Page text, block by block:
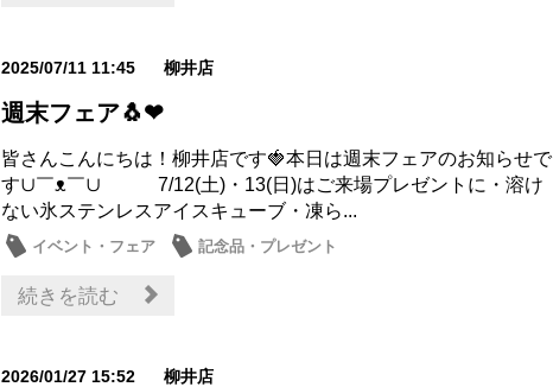
2025/07/11 11:45 柳井店
週末フェア🐧❤
皆さんこんにちは！柳井店です🍓本日は週末フェアのお知らせで
す∪￣ᴥ￣∪ 7/12(土)・13(日)はご来場プレゼントに・溶け
ない氷ステンレスアイスキューブ・凍ら...
イベント・フェア 記念品・プレゼント
続きを読む
2026/01/27 15:52 柳井店